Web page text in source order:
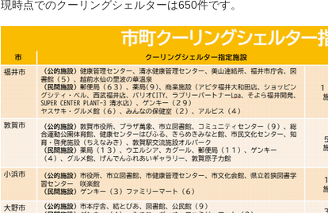
現時点でのクーリングシェルターは650件です。